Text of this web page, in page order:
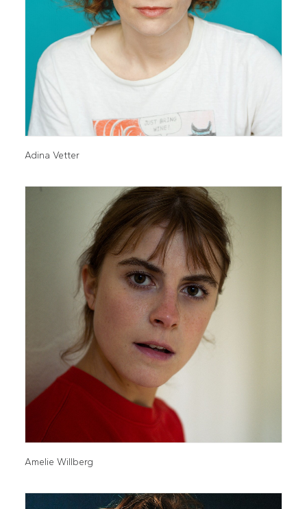
Adina Vetter
Amelie Willberg